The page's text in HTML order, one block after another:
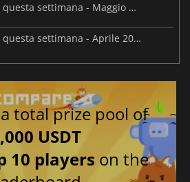
I videogiochi in uscita questa settimana - Maggio 2026 (Settimana 20)
I videogiochi in uscita questa settimana - Aprile 2026 (Settimana 17)
total prize pool of
USDT
10 players on the